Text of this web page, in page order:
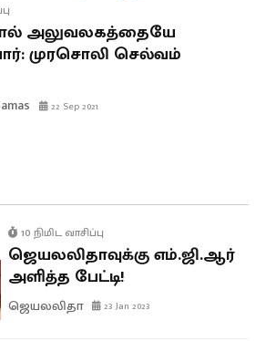
அலுவலகத்தையே
முரசொலி செல்வம்
22 Sep 2021
10 நிமிட வாசிப்பு
ஜெயலலிதாவுக்கு எம்.ஜி.ஆர்
அளித்த பேட்டி!
ஜெயலலிதா 23 Jan 2023